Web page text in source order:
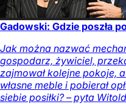
Gadowski: Gdzie poszła
Jak można nazwać
gospodarz, żywiciel,
zajmował kolejne pokoje,
własne meble i pobierał
siebie posiłki? – pyta